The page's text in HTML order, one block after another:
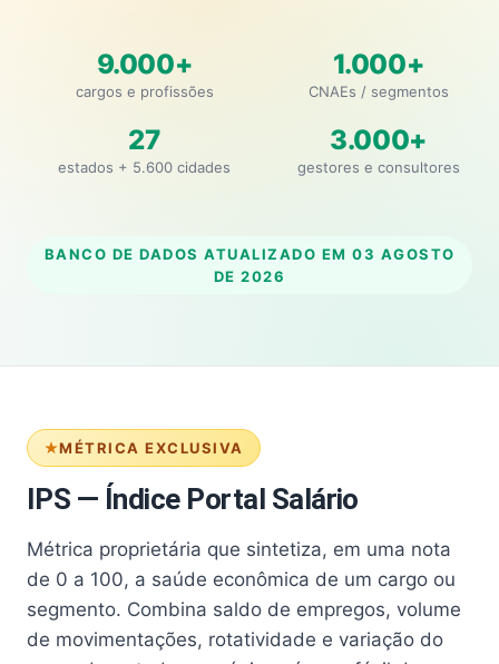
9.000+
cargos e profissões
1.000+
CNAEs / segmentos
27
estados + 5.600 cidades
3.000+
gestores e consultores
BANCO DE DADOS ATUALIZADO EM 03 AGOSTO
DE 2026
MÉTRICA EXCLUSIVA
IPS — Índice Portal Salário
Métrica proprietária que sintetiza, em uma nota
de 0 a 100, a saúde econômica de um cargo ou
segmento. Combina saldo de empregos, volume
de movimentações, rotatividade e variação do